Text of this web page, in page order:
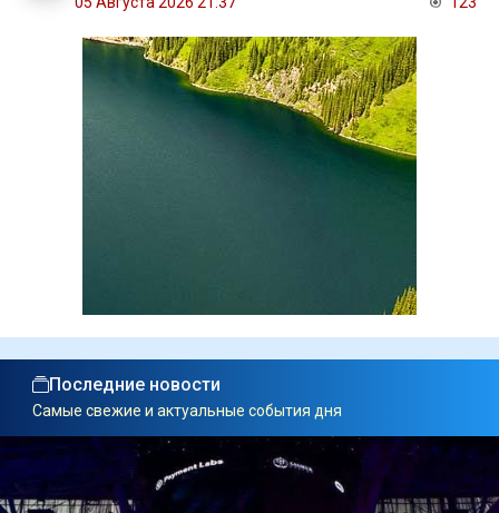
Последние новости
Самые свежие и актуальные события дня